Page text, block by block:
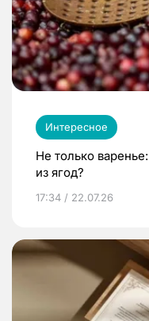
Интересное
Не только
из ягод?
17:34 / 22.07.26